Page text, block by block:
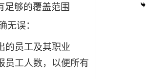
足够的覆盖范围
无误：
的员工及其职业
员工人数，以便所有